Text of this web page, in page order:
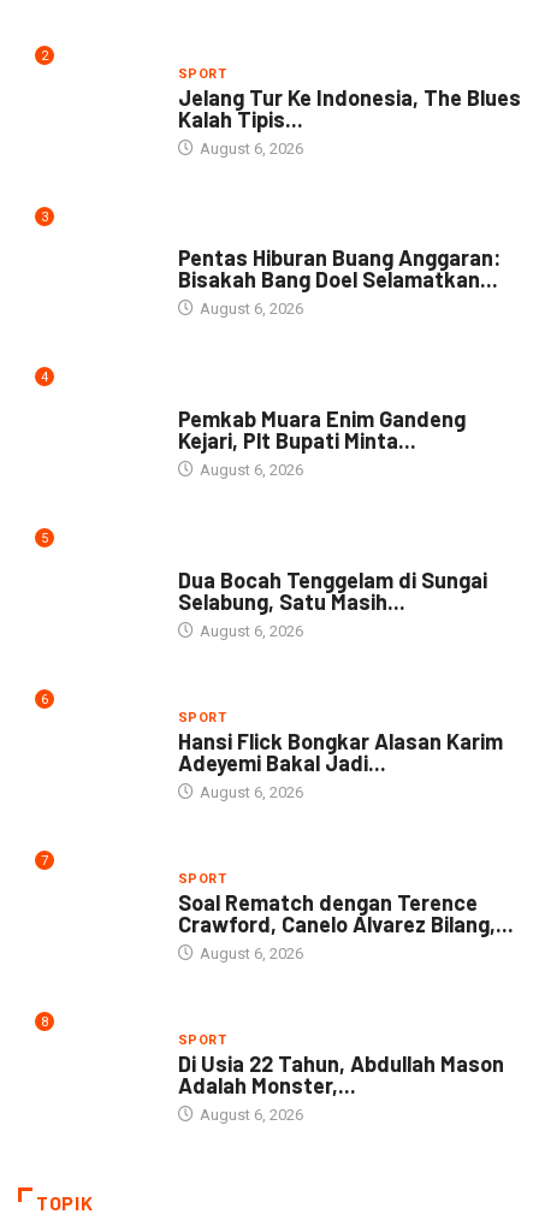
2
SPORT
Jelang Tur Ke Indonesia, The Blues
Kalah Tipis...
August 6, 2026
3
Pentas Hiburan Buang Anggaran:
Bisakah Bang Doel Selamatkan...
August 6, 2026
4
Pemkab Muara Enim Gandeng
Kejari, Plt Bupati Minta...
August 6, 2026
5
Dua Bocah Tenggelam di Sungai
Selabung, Satu Masih...
August 6, 2026
6
SPORT
Hansi Flick Bongkar Alasan Karim
Adeyemi Bakal Jadi...
August 6, 2026
7
SPORT
Soal Rematch dengan Terence
Crawford, Canelo Alvarez Bilang,...
August 6, 2026
8
SPORT
Di Usia 22 Tahun, Abdullah Mason
Adalah Monster,...
August 6, 2026
TOPIK